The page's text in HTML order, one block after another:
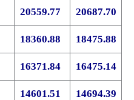
20559.77 20687.70
18360.88 18475.88
16371.84 16475.14
14601.51 14694.39